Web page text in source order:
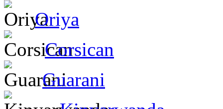
Oriya
Corsican
Guarani